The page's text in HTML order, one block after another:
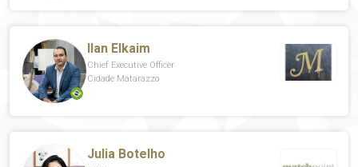
Ilan Elkaim
Chief Executive Officer
Cidade Matarazzo
Julia Botelho